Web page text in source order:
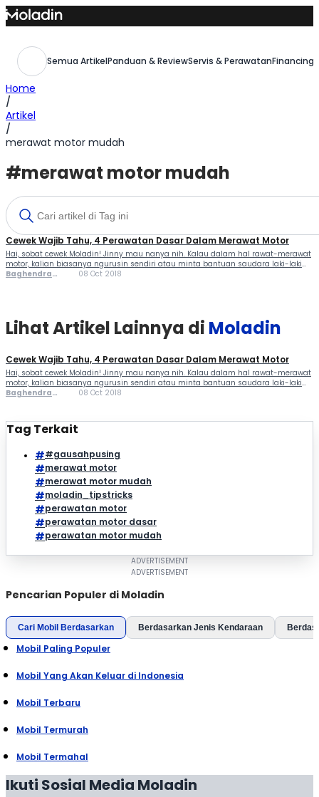
Skip
to
Semua ArtikelPanduan & ReviewServis & Perawatan
Home
/
Artikel
/
merawat motor mudah
#merawat motor mudah
Cewek Wajib Tahu, 4 Perawatan Dasar Dalam Merawat Motor
Hai, sobat cewek Moladin! Jinny mau nanya nih. Kalau dalam hal rawat-merawat
motor, kalian biasanya ngurusin sendiri atau minta bantuan saudara laki-laki
atau bahkan bokap, sih? Ayo ngacung yang suka merawat motornya sendiri. Nah,
Baghendra
08 Oct 2018
Lihat Artikel Lainnya di Moladin
Cewek Wajib Tahu, 4 Perawatan Dasar Dalam Merawat Motor
Hai, sobat cewek Moladin! Jinny mau nanya nih. Kalau dalam hal rawat-merawat
motor, kalian biasanya ngurusin sendiri atau minta bantuan saudara laki-laki
atau bahkan bokap, sih? Ayo ngacung yang suka merawat motornya sendiri. Nah,
Baghendra
08 Oct 2018
Tag Terkait
#gausahpusing
merawat motor
merawat motor mudah
moladin_tipstricks
perawatan motor
perawatan motor dasar
perawatan motor mudah
Pencarian Populer di Moladin
Cari Mobil Berdasarkan Berdasarkan Jenis Kendaraan
Mobil Paling Populer
Mobil Yang Akan Keluar di Indonesia
Mobil Terbaru
Mobil Termurah
Mobil Termahal
Ikuti Sosial Media Moladin